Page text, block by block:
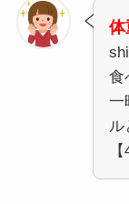
体
食
一
ル